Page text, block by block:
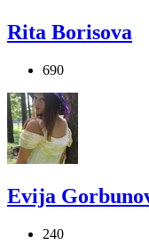
Rita Borisova
690
Evija
240